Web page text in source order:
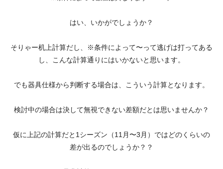
はい、いかがでしょうか？
そりゃー机上計算だし、※条件によって〜って逃げは打ってある
し、こんな計算通りにはいかないと思います。
でも器具仕様から判断する場合は、こういう計算となります。
検討中の場合は決して無視できない差額だとは思いませんか？
仮に上記の計算だと1シーズン（11月〜3月）ではどのくらいの
差が出るのでしょうか？？